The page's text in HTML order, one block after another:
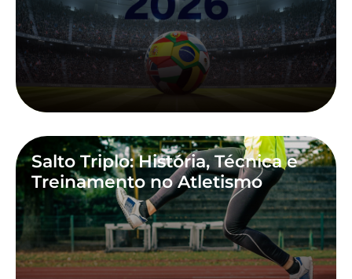
Salto Triplo: História, Técnica e
Treinamento no Atletismo